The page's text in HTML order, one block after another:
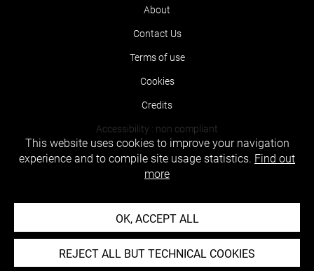
About
Contact Us
Terms of use
Cookies
Credits
Accessibility : non compliant
This website uses cookies to improve your navigation
experience and to compile site usage statistics. Find out
more
OK, ACCEPT ALL
REJECT ALL BUT TECHNICAL COOKIES